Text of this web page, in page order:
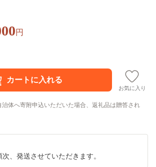
円
お気に入り
体へ寄附申込いただいた場合、返礼品は贈答され
、発送させていただきます。